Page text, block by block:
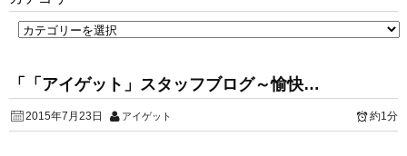
「「アイゲット」スタッフブログ～愉快…
2015年7月23日 アイゲット 約1分